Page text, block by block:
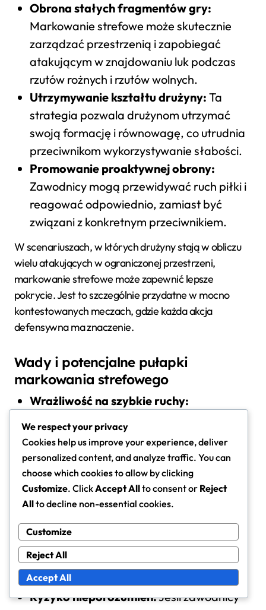
Obrona stałych fragmentów gry:
Markowanie strefowe może skutecznie
zarządzać przestrzenią i zapobiegać
atakującym w znajdowaniu luk podczas
rzutów rożnych i rzutów wolnych.
Utrzymywanie kształtu drużyny: Ta
strategia pozwala drużynom utrzymać
swoją formację i równowagę, co utrudnia
przeciwnikom wykorzystywanie słabości.
Promowanie proaktywnej obrony:
Zawodnicy mogą przewidywać ruch piłki i
reagować odpowiednio, zamiast być
związani z konkretnym przeciwnikiem.
W scenariuszach, w których drużyny stają w obliczu
wielu atakujących w ograniczonej przestrzeni,
markowanie strefowe może zapewnić lepsze
pokrycie. Jest to szczególnie przydatne w mocno
kontestowanych meczach, gdzie każda akcja
defensywna ma znaczenie.
Wady i potencjalne pułapki
markowania strefowego
Wrażliwość na szybkie ruchy:
wykorzystywane przez drużyny, które
stosują szybkie, płynne ruchy atakujące,
co prowadzi do zamieszania wśród
obrońców.
Wymaga wysokiej świadomości:
Zawodnicy muszą być bardzo świadomi
swojego otoczenia i zdolni do szybkiego
dostosowywania swoich pozycji, co może
być wyzwaniem.
Ryzyko nieporozumień:Jeśli zawodnicy
We respect your privacy
Cookies help us improve your experience, deliver
personalized content, and analyze traffic. You can
choose which cookies to allow by clicking
Customize. ClickAccept Allto consent or Reject
Allto decline non-essential cookies.
Customize
Reject All
Accept All